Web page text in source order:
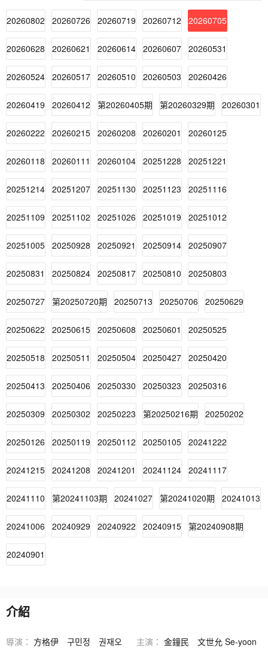
20260802 20260726 20260719 20260712 20260705
20260628 20260621 20260614 20260607 20260531
20260524 20260517 20260510 20260503 20260426
20260419 20260412 第20260405期 第20260329期 20260301
20260222 20260215 20260208 20260201 20260125
20260118 20260111 20260104 20251228 20251221
20251214 20251207 20251130 20251123 20251116
20251109 20251102 20251026 20251019 20251012
20251005 20250928 20250921 20250914 20250907
20250831 20250824 20250817 20250810 20250803
20250727 第20250720期 20250713 20250706 20250629
20250622 20250615 20250608 20250601 20250525
20250518 20250511 20250504 20250427 20250420
20250413 20250406 20250330 20250323 20250316
20250309 20250302 20250223 第20250216期 20250202
20250126 20250119 20250112 20250105 20241222
20241215 20241208 20241201 20241124 20241117
20241110 第20241103期 20241027 第20241020期 20241013
20241006 20240929 20240922 20240915 第20240908期
20240901
介紹
導演： 方格伊 구민정 권재오 主演： 金鐘民
文世允 Se-yoon